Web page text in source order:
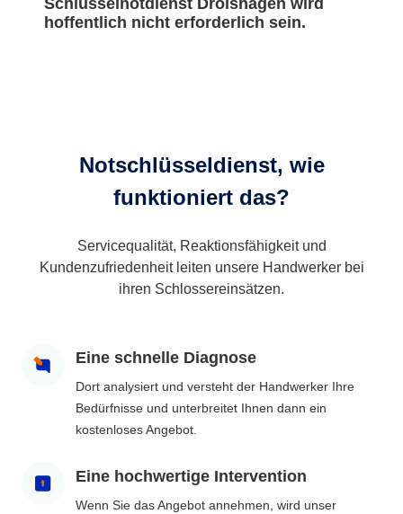
Schlüsselnotdienst Drolshagen wird
hoffentlich nicht erforderlich sein.
Notschlüsseldienst, wie
funktioniert das?
Servicequalität, Reaktionsfähigkeit und
Kundenzufriedenheit leiten unsere Handwerker bei
ihren Schlossereinsätzen.
Eine schnelle Diagnose
Dort analysiert und versteht der Handwerker Ihre
Bedürfnisse und unterbreitet Ihnen dann ein
kostenloses Angebot.
Eine hochwertige Intervention
Wenn Sie das Angebot annehmen, wird unser